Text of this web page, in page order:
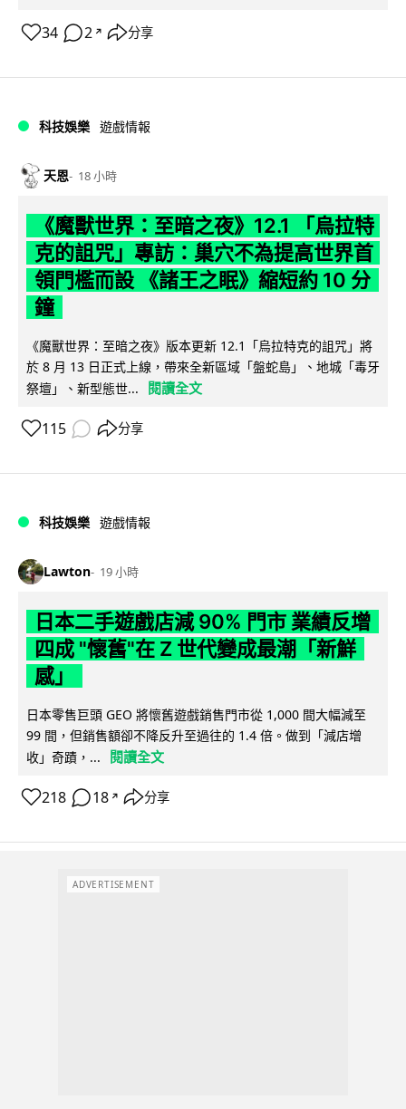
34 2 ↗ 分享
科技娛樂 遊戲情報
天恩 18 小時
《魔獸世界：至暗之夜》12.1 「烏拉特
克的詛咒」專訪：巢穴不為提高世界首
領門檻而設 《諸王之眠》縮短約 10 分
鐘
《魔獸世界：至暗之夜》版本更新 12.1「烏拉特克的詛咒」將
於 8 月 13 日正式上線，帶來全新區域「盤蛇島」、地城「毒牙
祭壇」、新型態世...
閱讀全文
115 分享
科技娛樂 遊戲情報
Lawton 19 小時
日本二手遊戲店減 90% 門市 業績反增
四成 "懷舊"在 Z 世代變成最潮「新鮮
感」
日本零售巨頭 GEO 將懷舊遊戲銷售門市從 1,000 間大幅減至
99 間，但銷售額卻不降反升至過往的 1.4 倍。做到「減店增
收」奇蹟，...
閱讀全文
218 18 ↗ 分享
ADVERTISEMENT